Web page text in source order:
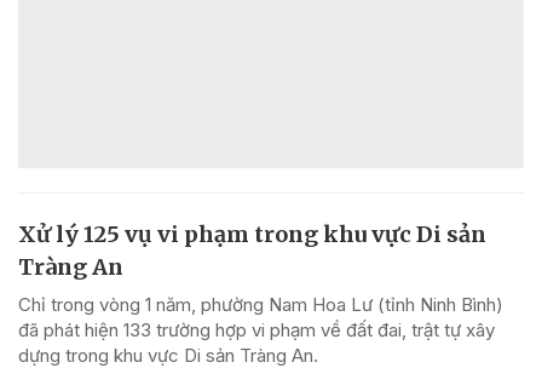
Xử lý 125 vụ vi phạm trong khu vực Di sản
Tràng An
Chỉ trong vòng 1 năm, phường Nam Hoa Lư (tỉnh Ninh Bình)
đã phát hiện 133 trường hợp vi phạm về đất đai, trật tự xây
dựng trong khu vực Di sản Tràng An.